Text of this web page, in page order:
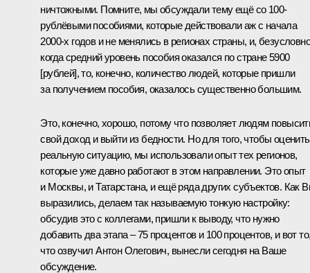
ничтожными. Помните, мы обсуждали тему ещё со 100-
рублёвыми пособиями, которые действовали аж с начала
2000-х годов и не менялись в регионах страны, и,
когда средний уровень пособия оказался по стране 5900
[рублей], то, конечно, количество людей, которые пришли
за получением пособия, оказалось существенно большим.
Это, конечно, хорошо, потому что позволяет людям
свой доход и выйти из бедности. Но для того, чтобы оценить
реальную ситуацию, мы использовали опыт тех регионов,
которые уже давно работают в этом направлении. Это опыт
и Москвы, и Татарстана, и ещё ряда других субъектов. Как
выразились, делаем так называемую тонкую настройку:
обсудив это с коллегами, пришли к выводу, что нужно
добавить два этапа – 75 процентов и 100 процентов, и вот
что озвучил Антон Олегович, вынесли сегодня на Ваше
обсуждение.